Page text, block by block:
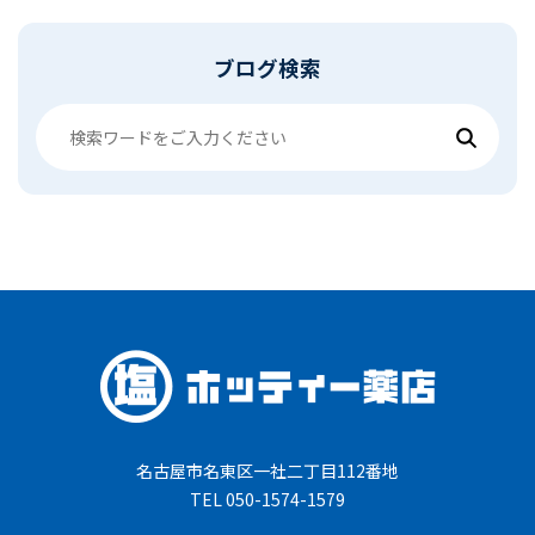
ブログ検索
名古屋市名東区一社二丁目112番地
TEL 050-1574-1579